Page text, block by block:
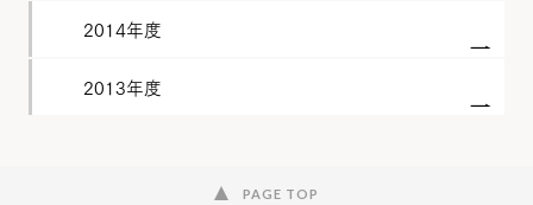
2014年度
2013年度
PAGE TOP